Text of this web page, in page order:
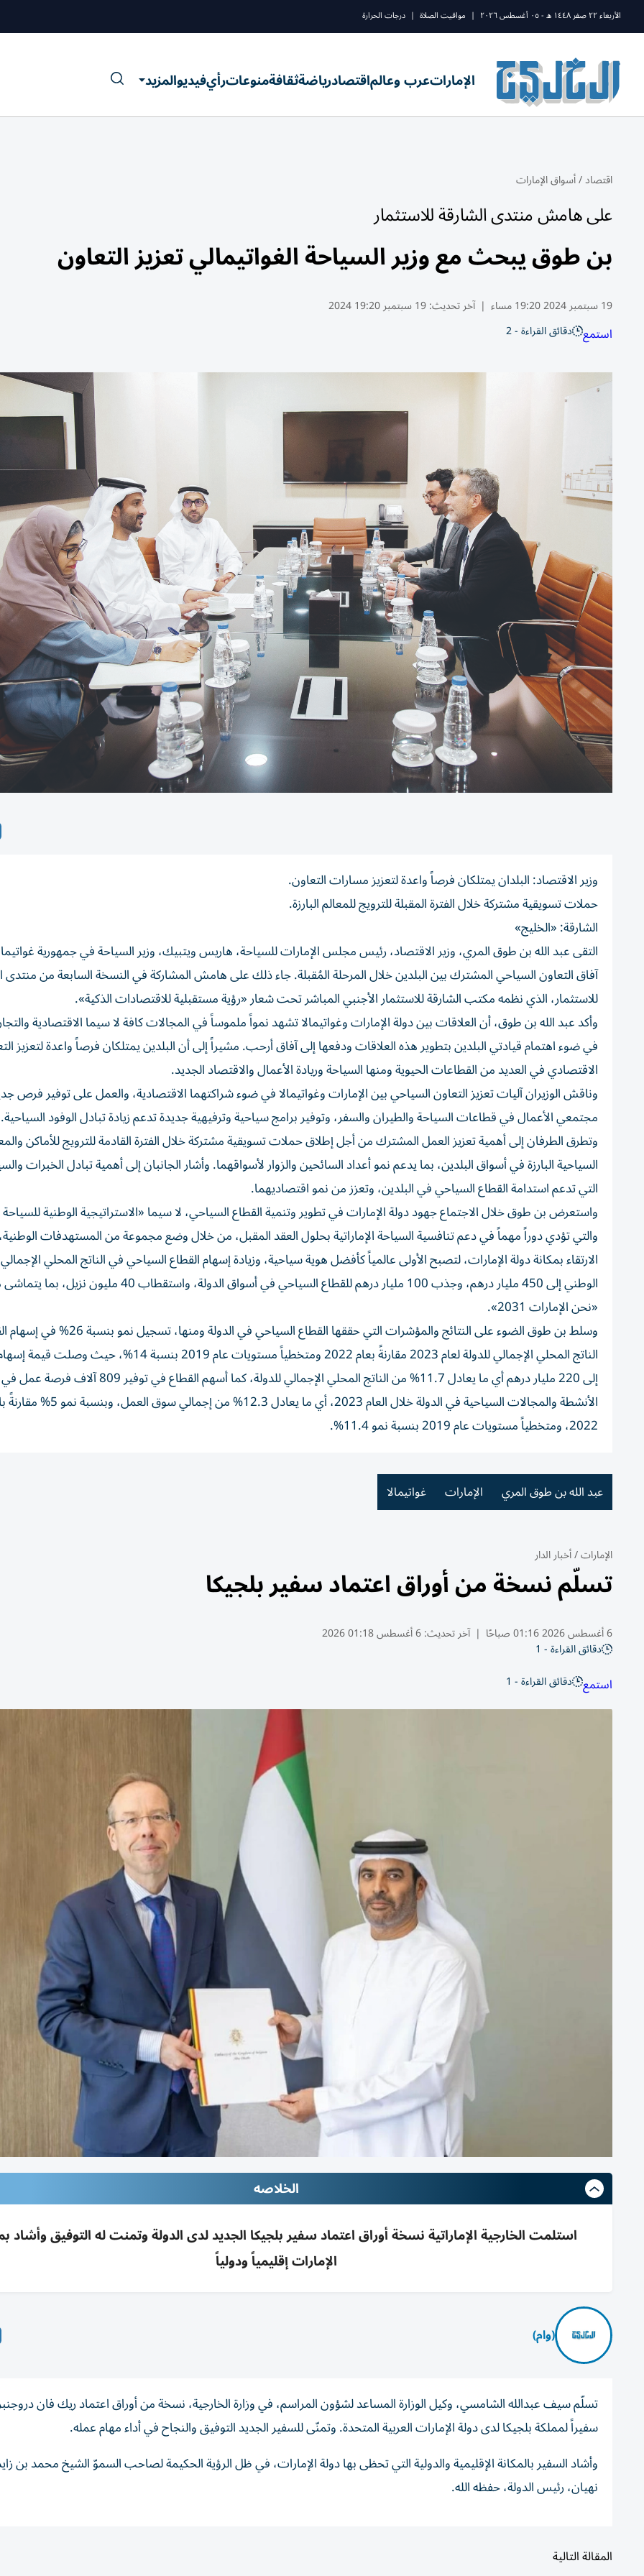
الأربعاء ٢٢ صفر ١٤٤٨ ه - ٠٥ أغسطس ٢٠٢٦ | مواقيت الصلاة | درجات الحرارة
الإماراتعرب وعالماقتصادرياضةثقافةمنوعاترأيفيديوالمزيد
اقتصاد/أسواق الإمارات
على هامش منتدى الشارقة للاستثمار
بن طوق يبحث مع وزير السياحة الغواتيمالي تعزيز التعاون
19 سبتمبر 2024 19:20 مساء | آخر تحديث:19 سبتمبر 19:20 2024
استمع دقائق القراءة - 2
وزير الاقتصاد: البلدان يمتلكان فرصاً واعدة لتعزيز مسارات التعاون.
حملات تسويقية مشتركة خلال الفترة المقبلة للترويج للمعالم البارزة.
الشارقة: «الخليج»
التقى عبد الله بن طوق المري، وزير الاقتصاد، رئيس مجلس الإمارات للسياحة، هاريس ويتبيك، وزير السياحة في جمهورية
آفاق التعاون السياحي المشترك بين البلدين خلال المرحلة المُقبلة. جاء ذلك على هامش المشاركة في النسخة السابعة من منتدى
للاستثمار، الذي نظمه مكتب الشارقة للاستثمار الأجنبي المباشر تحت شعار «رؤية مستقبلية للاقتصادات الذكية».
وأكد عبد الله بن طوق، أن العلاقات بين دولة الإمارات وغواتيمالا تشهد نمواً ملموساً في المجالات كافة لا سيما الاقتصادية
في ضوء اهتمام قيادتي البلدين بتطوير هذه العلاقات ودفعها إلى آفاق أرحب. مشيراً إلى أن البلدين يمتلكان فرصاً واعدة لتعزيز
الاقتصادي في العديد من القطاعات الحيوية ومنها السياحة وريادة الأعمال والاقتصاد الجديد.
وناقش الوزيران آليات تعزيز التعاون السياحي بين الإمارات وغواتيمالا في ضوء شراكتهما الاقتصادية، والعمل على توفير فرص
مجتمعي الأعمال في قطاعات السياحة والطيران والسفر، وتوفير برامج سياحية وترفيهية جديدة تدعم زيادة تبادل الوفود السياحية.
وتطرق الطرفان إلى أهمية تعزيز العمل المشترك من أجل إطلاق حملات تسويقية مشتركة خلال الفترة القادمة للترويج للأماكن
السياحية البارزة في أسواق البلدين، بما يدعم نمو أعداد السائحين والزوار لأسواقهما. وأشار الجانبان إلى أهمية تبادل الخبرات
التي تدعم استدامة القطاع السياحي في البلدين، وتعزز من نمو اقتصاديهما.
والتي تؤدي دوراً مهماً في دعم تنافسية السياحة الإماراتية بحلول العقد المقبل، من خلال وضع مجموعة من المستهدفات
الارتقاء بمكانة دولة الإمارات، لتصبح الأولى عالمياً كأفضل هوية سياحية، وزيادة إسهام القطاع السياحي في الناتج المحلي
الوطني إلى 450 مليار درهم، وجذب 100 مليار درهم للقطاع السياحي في أسواق الدولة، واستقطاب
«نحن الإمارات 2031».
وسلط بن طوق الضوء على النتائج والمؤشرات التي حققها القطاع السياحي في
الناتج المحلي الإجمالي للدولة لعام 2023 مقارنةً بعام 2022 ومتخطياً مستويات عام 2019 بنسبة
إلى 220 مليار درهم أي ما يعادل 11.7% من الناتج المحلي الإجمالي للدولة، كما أسهم
الأنشطة والمجالات السياحية في الدولة خلال العام 2023، أي ما يعادل 12.3% من
2022، ومتخطياً مستويات عام 2019 بنسبة نمو 11.4%.
عبد الله بن طوق المري الإمارات غواتيمالا
الإمارات/أخبار الدار
تسلّم نسخة من أوراق اعتماد سفير بلجيكا
6 أغسطس 2026 01:16 صباحًا | آخر تحديث:6 أغسطس 01:18 2026
دقائق القراءة - 1
استمع دقائق القراءة - 1
الخلاصه
استلمت الخارجية الإماراتية نسخة أوراق اعتماد سفير بلجيكا الجديد لدى الدولة وتمنت له التوفيق وأشاد
الإمارات إقليمياً ودولياً
(وام)
تسلّم سيف عبدالله الشامسي، وكيل الوزارة المساعد لشؤون المراسم، في وزارة الخارجية، نسخة من أوراق اعتماد ريك فان
سفيراً لمملكة بلجيكا لدى دولة الإمارات العربية المتحدة. وتمنّى للسفير الجديد التوفيق والنجاح في أداء مهام عمله.
وأشاد السفير بالمكانة الإقليمية والدولية التي تحظى بها دولة الإمارات، في ظل الرؤية الحكيمة لصاحب السموّ الشيخ محمد بن
نهيان، رئيس الدولة، حفظه الله.
المقالة التالية